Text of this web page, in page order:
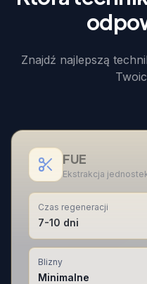
Znajdź najlepszą
FUE
Ekstrakcja
Czas regeneracji
7-10 dni
Blizny
Minimalne